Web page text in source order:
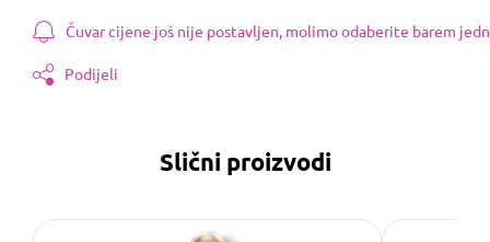
Čuvar cijene još nije postavljen, molimo odaberite barem
Podijeli
Slični proizvodi